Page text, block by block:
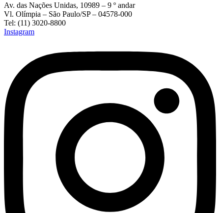
Av. das Nações Unidas, 10989 – 9 º andar
Vl. Olímpia – São Paulo/SP – 04578-000
Tel: (11) 3020-8800
Instagram